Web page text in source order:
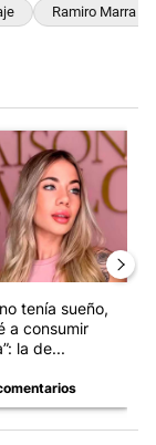
Ramiro Marra
en CABA
de tendencia con
tenía sueño,
a consumir
la de...